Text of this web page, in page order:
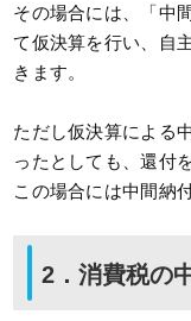
その場合には、「中
て仮決算を行い、自
きます。
ただし仮決算による
ったとしても、還付
この場合には中間納
2．消費税の